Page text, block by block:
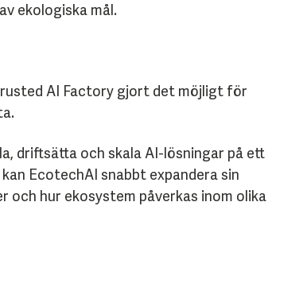
ekologiska mål.
AI Factory gjort det möjligt för
driftsätta och skala AI-lösningar på ett
EcotechAI snabbt expandera sin
och hur ekosystem påverkas inom olika